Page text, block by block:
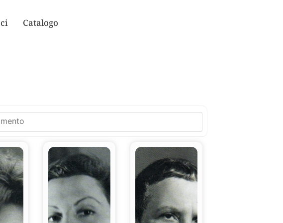
Catalogo